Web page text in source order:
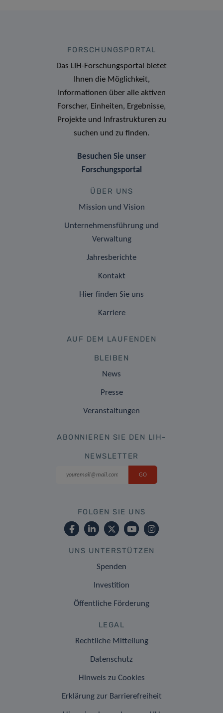
FORSCHUNGSPORTAL
Das LIH-Forschungsportal bietet
Ihnen die Möglichkeit,
Informationen über alle aktiven
Forscher, Einheiten, Ergebnisse,
Projekte und Infrastrukturen zu
suchen und zu finden.
Besuchen Sie unser
Forschungsportal
ÜBER UNS
Mission und Vision
Unternehmensführung und
Verwaltung
Jahresberichte
Kontakt
Hier finden Sie uns
Karriere
AUF DEM LAUFENDEN
BLEIBEN
News
Presse
Veranstaltungen
ABONNIEREN SIE DEN LIH-
NEWSLETTER
FOLGEN SIE UNS
UNS UNTERSTÜTZEN
Spenden
Investition
Öffentliche Förderung
LEGAL
Rechtliche Mitteilung
Datenschutz
Hinweis zu Cookies
Erklärung zur Barrierefreiheit